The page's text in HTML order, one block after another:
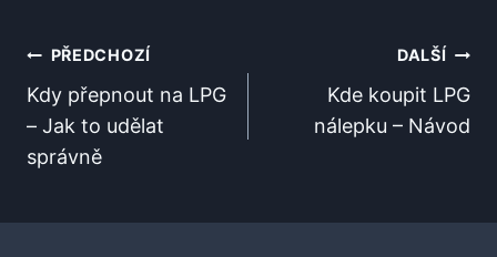
Navigace
Pro
Příspěvek
PŘEDCHOZÍ
Kdy přepnout na LPG
– Jak to udělat
správně
DALŠÍ
Kde koupit LPG
nálepku – Návod